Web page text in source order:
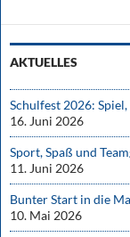
AKTUELLES
Schulfest 2026:
16. Juni 2026
Sport, Spaß und
11. Juni 2026
Bunter Start in die
10. Mai 2026